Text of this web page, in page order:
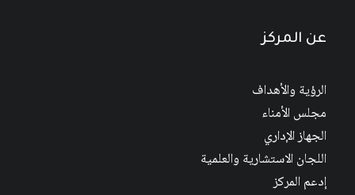
عن المركز
الرؤية والأهداف
مجلس الأمناء
الجهاز الإداري
اللجان الاستشارية والعلمية
إدعم المركز